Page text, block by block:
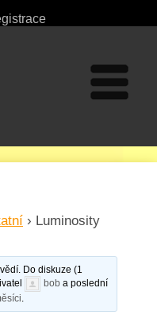
› Luminosity
Do diskuze (1
bob a poslední
.